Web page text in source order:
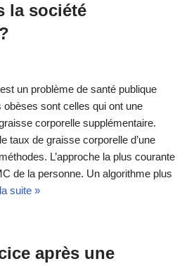
la société
un problème de santé publique
sont celles qui ont une
corporelle supplémentaire.
taux de graisse corporelle d’une
L’approche la plus courante
de la personne. Un algorithme plus
suite »
après une